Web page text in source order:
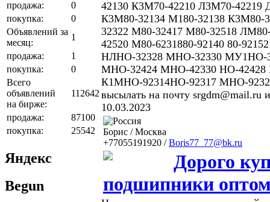
продажа:
0
покупка:
0
Объявлений за
месяц:
1
продажа:
1
покупка:
0
Всего
объявлений
на бирже:
112642
продажа:
87100
покупка:
25542
Яндекс
Begun
42130 К3М70-42210 Л3М70-42219
К3М80-32134 М180-32138 К3М80-
32322 М80-32417 М80-32518
42520 М80-6231880-92140 80-
НЛНО-32328 МНО-32330 МУ1НО-
МНО-32424 МНО-42330 НО-
К1МНО-92314НО-92317 МНО-
высылать на почту srgdm@mail.ru
10.03.2023
Борис / Москва
+77055191920 /Boris77_77@bk.ru
Дорого
подшипники